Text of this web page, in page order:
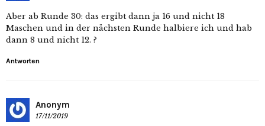
Aber ab Runde 30: das ergibt dann ja 16 und nicht 18
Maschen und in der nächsten Runde halbiere ich und hab
dann 8 und nicht 12. ?
Antworten
Anonym
17/11/2019